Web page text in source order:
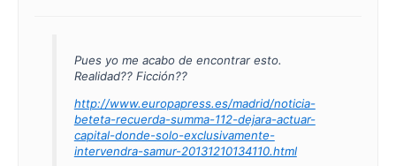
Pues yo me acabo de encontrar esto.
Realidad?? Ficción??
http://www.europapress.es/madrid/noticia-
beteta-recuerda-summa-112-dejara-actuar-
capital-donde-solo-exclusivamente-
intervendra-samur-20131210134110.html